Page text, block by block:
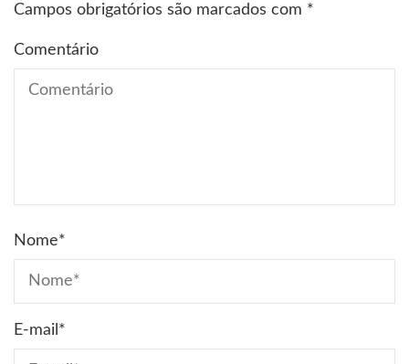
Campos obrigatórios são marcados com *
Comentário
Nome*
E-mail *